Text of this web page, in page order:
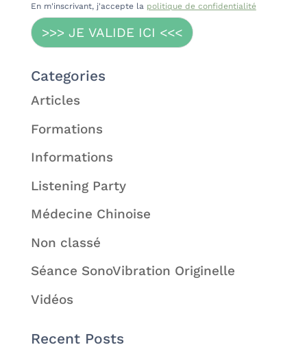
En m'inscrivant, j'accepte la politique de confidentialité
>>> JE VALIDE ICI <<<
Categories
Articles
Formations
Informations
Listening Party
Médecine Chinoise
Non classé
Séance SonoVibration Originelle
Vidéos
Recent Posts